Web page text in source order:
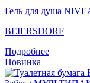
Гель для душа
BEIERSDORF
Подробнее
Новинка